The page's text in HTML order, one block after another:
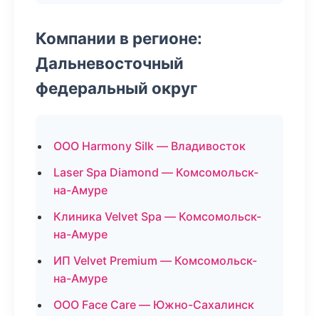
Компании в регионе:
Дальневосточный
федеральный округ
ООО Harmony Silk — Владивосток
Laser Spa Diamond — Комсомольск-
на-Амуре
Клиника Velvet Spa — Комсомольск-
на-Амуре
ИП Velvet Premium — Комсомольск-
на-Амуре
ООО Face Care — Южно-Сахалинск